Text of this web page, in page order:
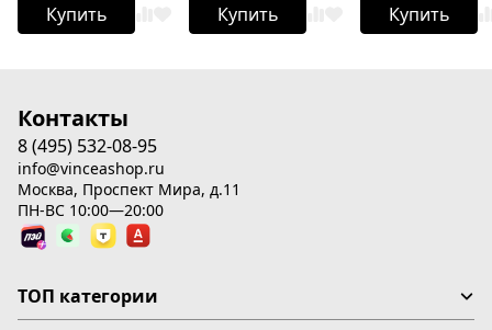
Купить Купить Купить
Контакты
8 (495) 532-08-95
info@vinceashop.ru
Москва, Проспект Мира, д.11
ПН-ВС 10:00—20:00
ТОП категории